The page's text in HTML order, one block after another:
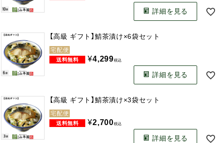
詳細を見る
【高級 ギフト】鯖茶漬け×6袋セット
宅配便
¥4,299税込
詳細を見る
【高級 ギフト】鯖茶漬け×3袋セット
宅配便
¥2,700税込
詳細を見る